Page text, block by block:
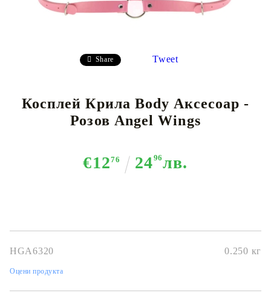
Share Tweet
Косплей Крила Body Аксесоар -
Розов Angel Wings
€1276 2496лв.
HGA6320 0.250 кг
Оцени продукта